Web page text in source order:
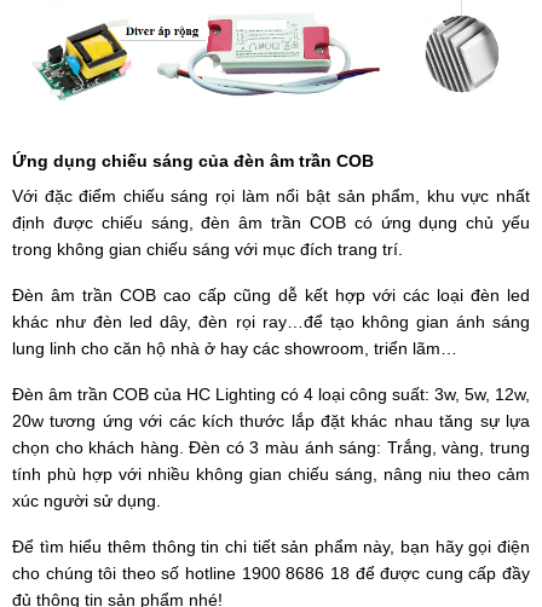
Ứng dụng chiếu sáng của đèn âm trần COB
Với đặc điểm chiếu sáng rọi làm nổi bật sản phẩm, khu vực nhất
định được chiếu sáng, đèn âm trần COB có ứng dụng chủ yếu
trong không gian chiếu sáng với mục đích trang trí.
Đèn âm trần COB cao cấp cũng dễ kết hợp với các loại đèn led
khác như đèn led dây, đèn rọi ray…để tạo không gian ánh sáng
lung linh cho căn hộ nhà ở hay các showroom, triển lãm…
Đèn âm trần COB của HC Lighting có 4 loại công suất: 3w, 5w, 12w,
20w tương ứng với các kích thước lắp đặt khác nhau tăng sự lựa
chọn cho khách hàng. Đèn có 3 màu ánh sáng: Trắng, vàng, trung
tính phù hợp với nhiều không gian chiếu sáng, nâng niu theo cảm
xúc người sử dụng.
Để tìm hiểu thêm thông tin chi tiết sản phẩm này, bạn hãy gọi điện
cho chúng tôi theo số hotline 1900 8686 18 để được cung cấp đầy
đủ thông tin sản phẩm nhé!